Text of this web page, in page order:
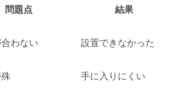
問題点 結果
わない 設置できなかった
手に入りにくい